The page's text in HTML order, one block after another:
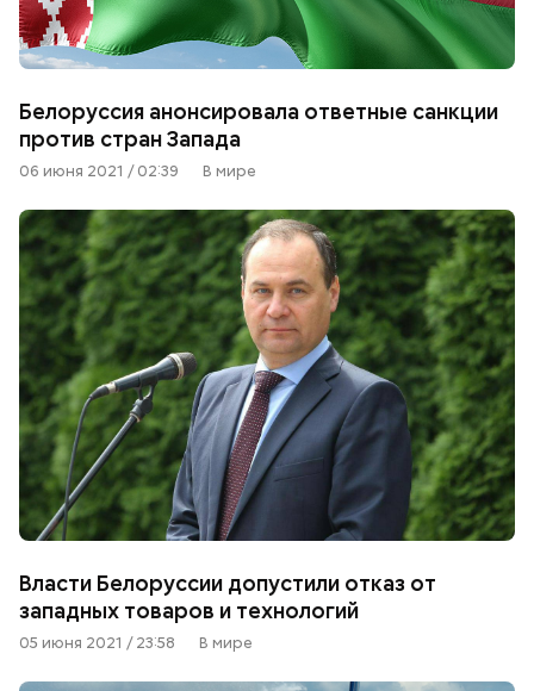
Белоруссия анонсировала ответные санкции
против стран Запада
06 июня 2021 / 02:39 В мире
Власти Белоруссии допустили отказ от
западных товаров и технологий
05 июня 2021 / 23:58 В мире